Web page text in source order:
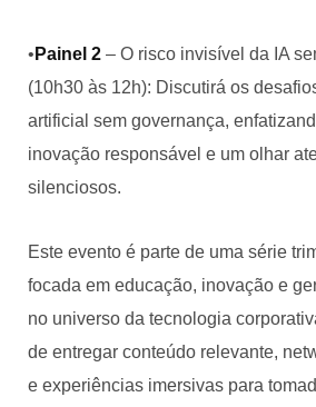
• Painel 2 – O risco invisível da IA
(10h30 às 12h): Discutirá os
artificial sem governança,
inovação responsável e um olhar
silenciosos.
Este evento é parte de uma série
focada em educação, inovação e
no universo da tecnologia
de entregar conteúdo relevante,
e experiências imersivas para